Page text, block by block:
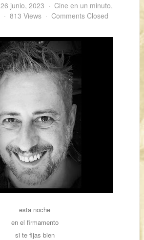
26 junio, 2023 Cine en un minuto,
813 Views Comments Closed
esta noche
en el firmamento
si te fijas bien